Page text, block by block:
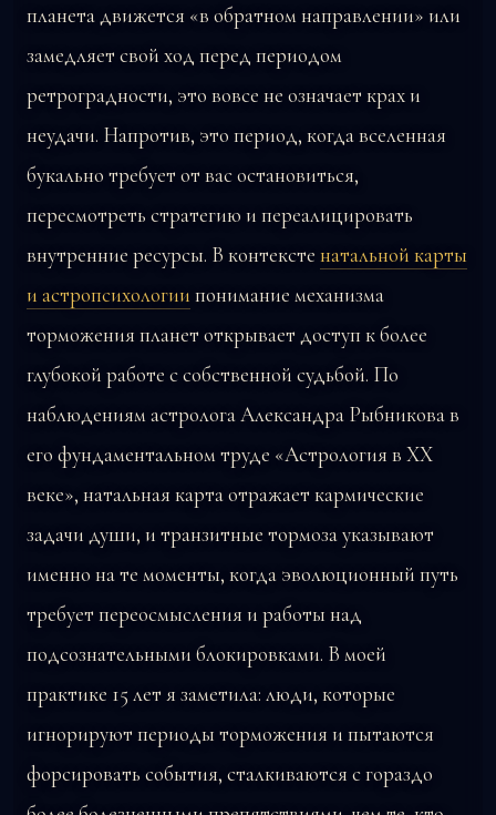
планета движется «в обратном направлении» или
замедляет свой ход перед периодом
ретроградности, это вовсе не означает крах и
неудачи. Напротив, это период, когда вселенная
букально требует от вас остановиться,
пересмотреть стратегию и переалицировать
внутренние ресурсы. В контексте натальной карты
и астропсихологии понимание механизма
торможения планет открывает доступ к более
глубокой работе с собственной судьбой. По
наблюдениям астролога Александра Рыбникова в
его фундаментальном труде «Астрология в ХХ
веке», натальная карта отражает кармические
задачи души, и транзитные тормоза указывают
именно на те моменты, когда эволюционный путь
требует переосмысления и работы над
подсознательными блокировками. В моей
практике 15 лет я заметила: люди, которые
игнорируют периоды торможения и пытаются
форсировать события, сталкиваются с гораздо